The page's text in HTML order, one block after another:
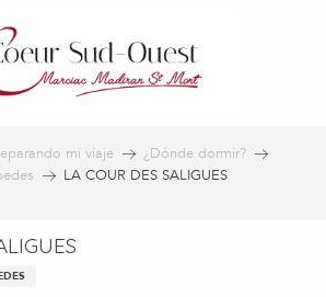
mi viaje
¿Dónde dormir?
LA COUR DES SALIGUES